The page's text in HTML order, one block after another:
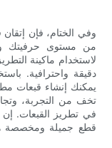
وفي الختام، فإن
من مستوى حرفيتك
لاستخدام ماكينة
دقيقة واحترافية.
يمكنك إنشاء قبعات
تخف من التجربة،
في تطريز القبعات. إن
قطع جميلة ومخصصة